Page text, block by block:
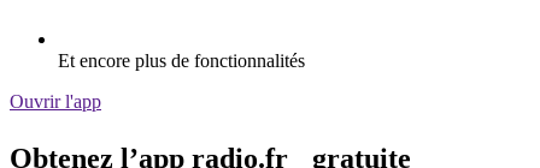
Et encore plus de fonctionnalités
Ouvrir l'app
Obtenez l’app radio.fr gratuite